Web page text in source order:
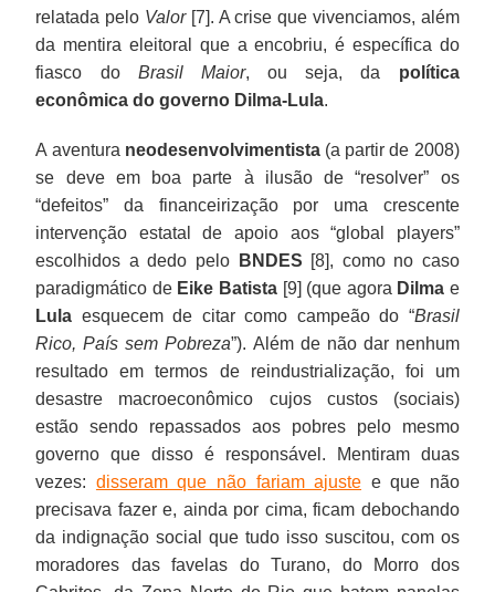
relatada pelo Valor[7]. A crise que vivenciamos, além
da mentira eleitoral que a encobriu, é específica do
fiasco do Brasil Maior, ou seja, da política
econômica do governo Dilma-Lula.
A aventura neodesenvolvimentista(a partir de 2008)
se deve em boa parte à ilusão de “resolver” os
“defeitos” da financeirização por uma crescente
intervenção estatal de apoio aos “global players”
escolhidos a dedo pelo
BNDES [8], como no caso
paradigmático de Eike Batista[9] (que agora Dilma e
Lula esquecem de citar como campeão do “Brasil
Rico, País sem Pobreza”). Além de não dar nenhum
resultado em termos de reindustrialização, foi um
desastre macroeconômico cujos custos (sociais)
estão sendo repassados aos pobres pelo mesmo
governo que disso é responsável. Mentiram duas
vezes: disseram que não fariam ajuste e que não
precisava fazer e, ainda por cima, ficam debochando
da indignação social que tudo isso suscitou, com os
moradores das favelas do Turano, do Morro dos